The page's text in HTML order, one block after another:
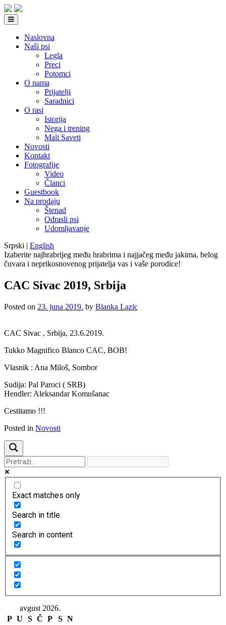
Naslovna
Naši psi
Legla
Preci
Potomci
O nama
Prijatelji
Saradnici
O rasi
Istorija
Nega i trening
Mali Saveti
Novosti
Kontakt
Fotografije
Video
Članci
Guestbook
Na prodaju
Štenad
Odrasli psi
Udomljavanje
Srpski | English
Izaberite najhrabrijeg među hrabrima i najjačeg među jakima, belog
čuvara i neprikosnovenog prijatelja vas i vaše porodice!
CAC Sivac 2019, Srbija
Posted on 23. juna 2019. by Blanka Lazic
CAC Sivac , Srbija, 23.6.2019.
Tukko Magnifico Blanco CAC, BOB!
Vlasnik : Ana Miloš, Sombor
Sudija: Pal Paroci ( SRB)
Hendler: Aleksandar Komušanac
Cestitamo !!!
Posted in Novosti
Exact matches only
Search in title
Search in content
avgust 2026.
P U S Č P S N